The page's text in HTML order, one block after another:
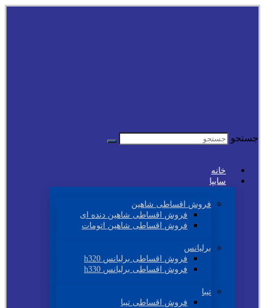
جستجو
خانه
سایپا
فروش اقساطی شاهین
فروش اقساطی شاهین دنده ای
فروش اقساطی شاهین اتومات
برلیانس
فروش اقساطی برلیانس h320
فروش اقساطی برلیانس h330
تیبا
فروش اقساطی تیبا